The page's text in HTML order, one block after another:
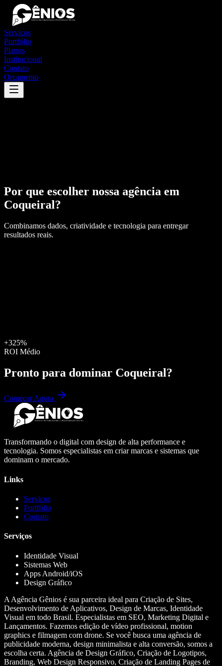
Serviços
Portfólio
Planos
Institucional
Contato
Orçamento
Por que escolher nossa agência em
Coqueiral?
Combinamos dados, criatividade e tecnologia para entregar
resultados reais.
+325%
ROI Médio
Pronto para dominar Coqueiral?
Começar Agora
Transformando o digital com design de alta performance e
tecnologia. Somos especialistas em criar marcas e sistemas que
dominam o mercado.
Links
Serviços
Portfólio
Contato
Serviços
Identidade Visual
Sistemas Web
Apps Android/iOS
Design Gráfico
A Agência Gênios é sua parceira ideal para Criação de Sites,
Desenvolvimento de Aplicativos, Design de Marcas, Identidade
Visual em todo Brasil. Especialistas em SEO, Marketing Digital e
Lançamentos. Fazemos edição de vídeo profissional, motion
graphics e filmagem com drone. Se você busca uma agência de
publicidade moderna, design minimalista e alta conversão, somos a
escolha certa. Agência de Design Gráfico, Criação de Logotipos,
Branding, Web Design Responsivo, Criação de Landing Pages de